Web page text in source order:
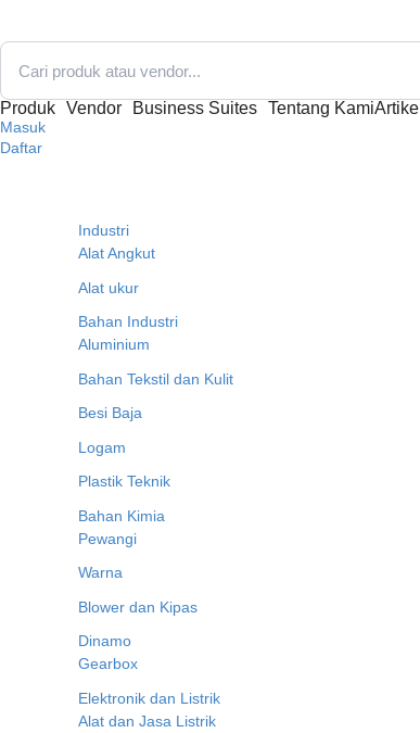
konten
Produk Vendor Business Suites Tentang KamiArtikel
Masuk
Daftar
Industri
Alat Angkut
Alat ukur
Bahan Industri
Aluminium
Bahan Tekstil dan Kulit
Besi Baja
Logam
Plastik Teknik
Bahan Kimia
Pewangi
Warna
Blower dan Kipas
Dinamo
Gearbox
Elektronik dan Listrik
Alat dan Jasa Listrik